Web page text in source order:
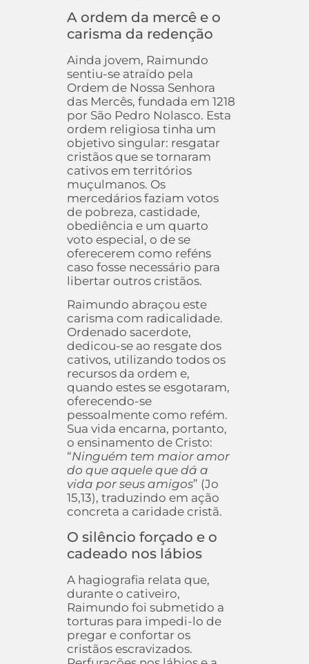
A ordem da mercê e o
carisma da redenção
Ainda jovem, Raimundo
sentiu-se atraído pela
Ordem de Nossa Senhora
das Mercês, fundada em 1218
por São Pedro Nolasco. Esta
ordem religiosa tinha um
objetivo singular: resgatar
cristãos que se tornaram
cativos em territórios
muçulmanos. Os
mercedários faziam votos
de pobreza, castidade,
obediência e um quarto
voto especial, o de se
oferecerem como reféns
caso fosse necessário para
libertar outros cristãos.
Raimundo abraçou este
carisma com radicalidade.
Ordenado sacerdote,
dedicou-se ao resgate dos
cativos, utilizando todos os
recursos da ordem e,
quando estes se esgotaram,
oferecendo-se
pessoalmente como refém.
Sua vida encarna, portanto,
o ensinamento de Cristo:
“Ninguém tem maior amor
do que aquele que dá a
vida por seus amigos” (Jo
15,13), traduzindo em ação
concreta a caridade cristã.
O silêncio forçado e o
cadeado nos lábios
A hagiografia relata que,
durante o cativeiro,
Raimundo foi submetido a
torturas para impedi-lo de
pregar e confortar os
cristãos escravizados.